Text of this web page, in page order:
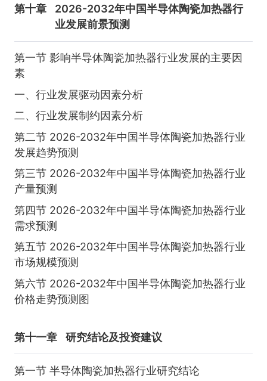
第十章
2026-2032年中国半导体陶瓷加热器行
业发展前景预测
第一节 影响半导体陶瓷加热器行业发展的主要因
素
一、行业发展驱动因素分析
二、行业发展制约因素分析
第二节 2026-2032年中国半导体陶瓷加热器行业
发展趋势预测
第三节 2026-2032年中国半导体陶瓷加热器行业
产量预测
第四节 2026-2032年中国半导体陶瓷加热器行业
需求预测
第五节 2026-2032年中国半导体陶瓷加热器行业
市场规模预测
第六节 2026-2032年中国半导体陶瓷加热器行业
价格走势预测图
第十一章 研究结论及投资建议
第一节 半导体陶瓷加热器行业研究结论